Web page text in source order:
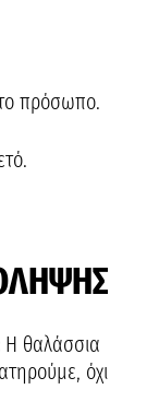
πρόσωπο.
Η θαλάσσια
όχι